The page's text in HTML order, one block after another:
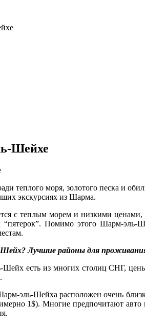
Шейхе
теплого моря, золотого песка и
экскурсиях из Шарма.
с теплым морем и низкими
Помимо этого Шарм-эль-
Лучшие районы для
есть из многих столиц СНГ,
эль-Шейха расположен очень
1$). Многие предпочитают